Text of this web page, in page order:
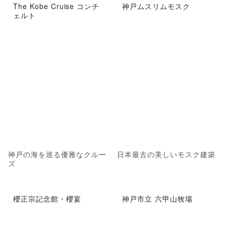
The Kobe Cruise コンチ
ェルト
神戸の海を巡る優雅なクルー
ズ
神戸ムスリムモスク
日本最古の美しいモスク建築
櫻正宗記念館・櫻宴 神戸市立 六甲山牧場